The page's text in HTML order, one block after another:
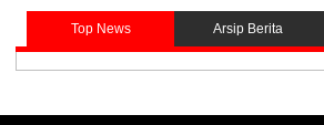
Top News Arsip Berita